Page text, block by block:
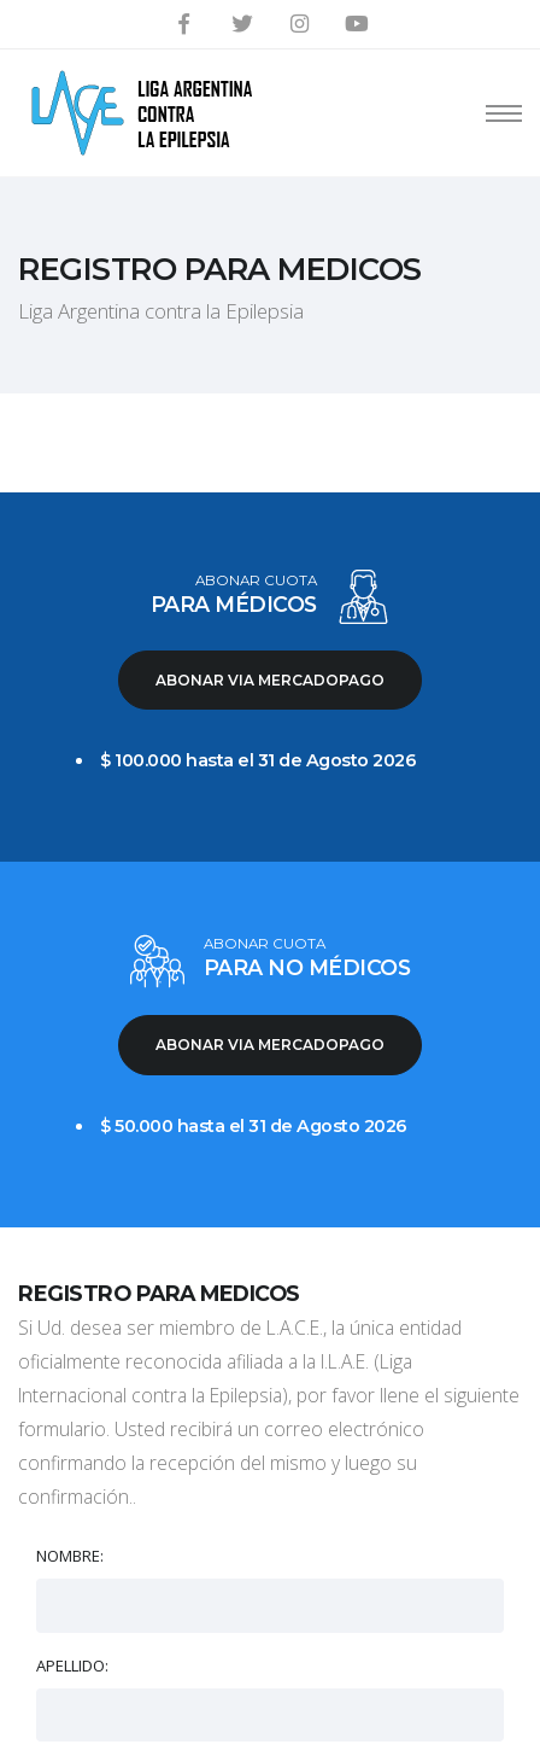
REGISTRO PARA MEDICOS
Liga Argentina contra la Epilepsia
ABONAR CUOTA
PARA MÉDICOS
ABONAR VIA MERCADOPAGO
$ 100.000 hasta el 31 de Agosto 2026
ABONAR CUOTA
PARA NO MÉDICOS
ABONAR VIA MERCADOPAGO
$ 50.000 hasta el 31 de Agosto 2026
REGISTRO PARA MEDICOS
Si Ud. desea ser miembro de L.A.C.E., la única entidad
oficialmente reconocida afiliada a la I.L.A.E. (Liga
Internacional contra la Epilepsia), por favor llene el siguiente
formulario. Usted recibirá un correo electrónico
confirmando la recepción del mismo y luego su
confirmación..
NOMBRE:
APELLIDO: